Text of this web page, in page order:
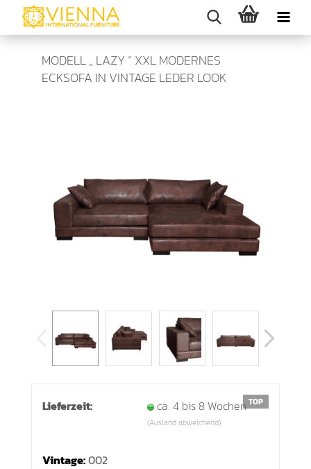
MODELL „ LAZY “ XXL MODERNES
ECKSOFA IN VINTAGE LEDER LOOK
TOP
Lieferzeit: ca. 4 bis 8 Wochen
(Ausland abweichend)
Vintage:002